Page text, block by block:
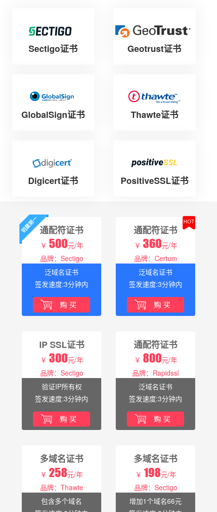
Sectigo证书 Geotrust证书
GlobalSign证书 Thawte证书
Digicert证书 PositiveSSL证书
通配符证书
￥ 500元/年
品牌：Sectigo
泛域名证书
签发速度:3分钟内
通配符证书
￥ 360元/年
品牌：Certum
泛域名证书
签发速度:3分钟内
IP SSL证书
￥ 300元/年
品牌：Sectigo
验证IP所有权
签发速度:3分钟内
通配符证书
￥ 800元/年
品牌：Rapidssl
泛域名证书
签发速度:3分钟内
多域名证书
￥ 258元/年
品牌：Thawte
包含多个域名
多域名证书
￥ 198元/年
品牌：Sectigo
增加1个域名66元